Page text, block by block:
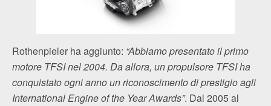
Rothenpieler ha aggiunto: “Abbiamo presentato il primo
motore TFSI nel 2004. Da allora, un propulsore TFSI ha
conquistato ogni anno un riconoscimento di prestigio agli
International Engine of the Year Awards”. Dal 2005 al